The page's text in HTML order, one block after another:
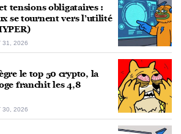
tensions obligataires :
se tournent vers l’utilité
31, 2026
le top 50 crypto, la
franchit les 4,8
30, 2026